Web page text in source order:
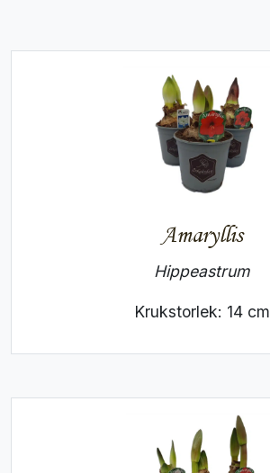
Amaryllis
Hippeastrum
Krukstorlek: 14 cm